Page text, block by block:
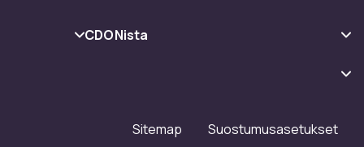
CDONista
Työskentele kanssamme
Sitemap Suostumusasetukset